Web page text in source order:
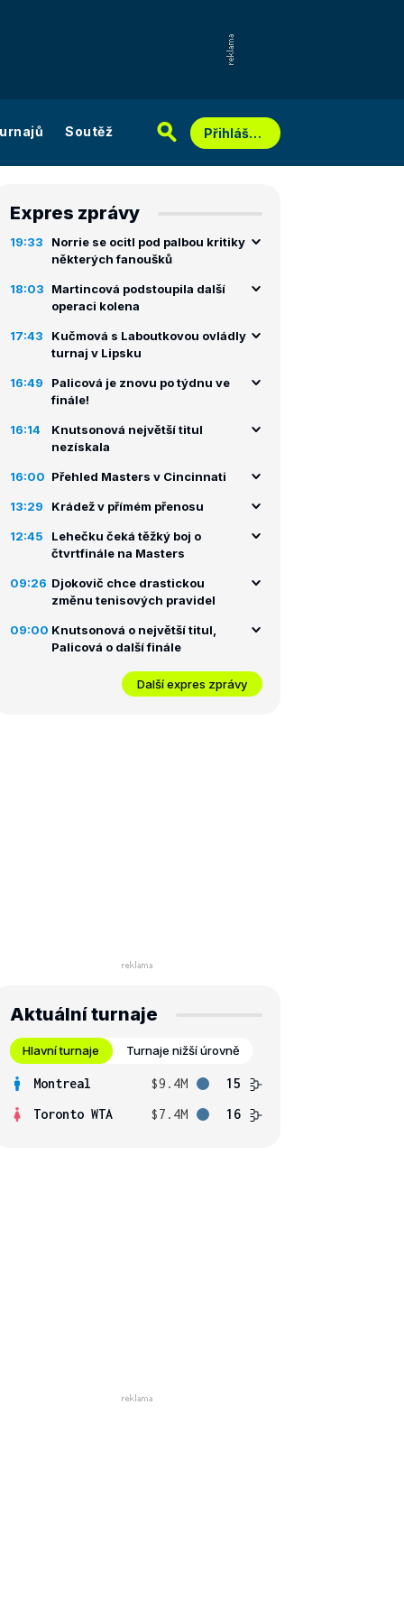
Soutěž Přihlášení
Expres zprávy
19:33
Norrie se ocitl pod palbou kritiky
některých fanoušků
18:03
Martincová podstoupila další
operaci kolena
17:43
Kučmová s Laboutkovou ovládly
turnaj v Lipsku
16:49
Palicová je znovu po týdnu ve
finále!
16:14
Knutsonová největší titul
nezískala
16:00 Přehled Masters v Cincinnati
13:29 Krádež v přímém přenosu
12:45
Lehečku čeká těžký boj o
čtvrtfinále na Masters
09:26 Djokovič chce drastickou
změnu tenisových pravidel
09:00 Knutsonová o největší titul,
Palicová o další finále
Další expres zprávy
Aktuální turnaje
Hlavní turnaje Turnaje nižší úrovně
Montreal $9.4M
15
Toronto WTA
$7.4M 16